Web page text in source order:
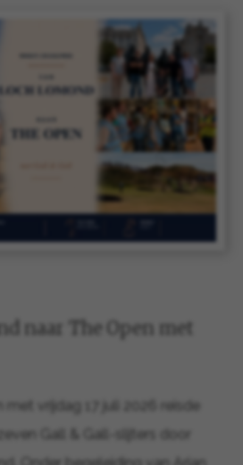
naar The Open met
met vrijdag 17 juli 2026 reisde
Gall & Gall-slijters door